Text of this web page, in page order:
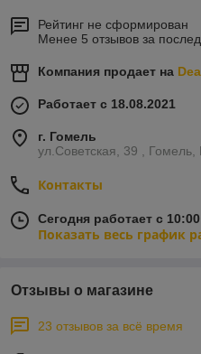
Рейтинг не сформирован
Менее 5 отзывов за
Компания продает на
Работает с 18.08.2021
г. Гомель
ул.Советская, 39 , Гомель,
Контакты
Сегодня работает с
Показать весь график
Отзывы о магазине
23 отзывов за всё время